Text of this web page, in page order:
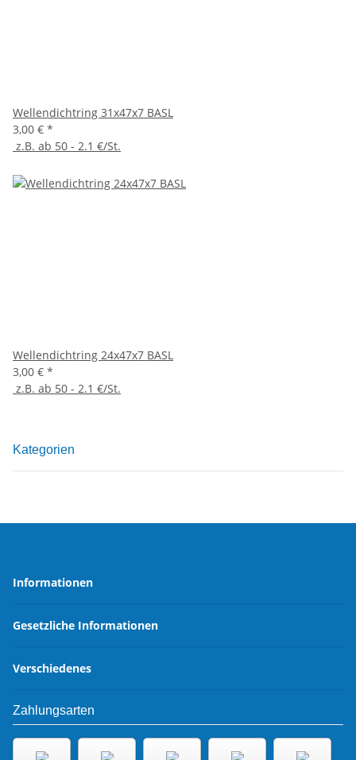
Wellendichtring 31x47x7 BASL
3,00 € *
z.B. ab 50 - 2.1 €/St.
Wellendichtring 24x47x7 BASL
3,00 € *
z.B. ab 50 - 2.1 €/St.
Kategorien
Informationen
Gesetzliche Informationen
Verschiedenes
Zahlungsarten